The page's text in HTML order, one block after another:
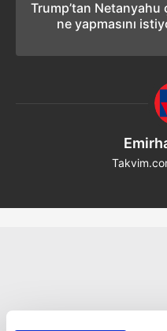
Trump’tan Netanyahu
ne yapmasını